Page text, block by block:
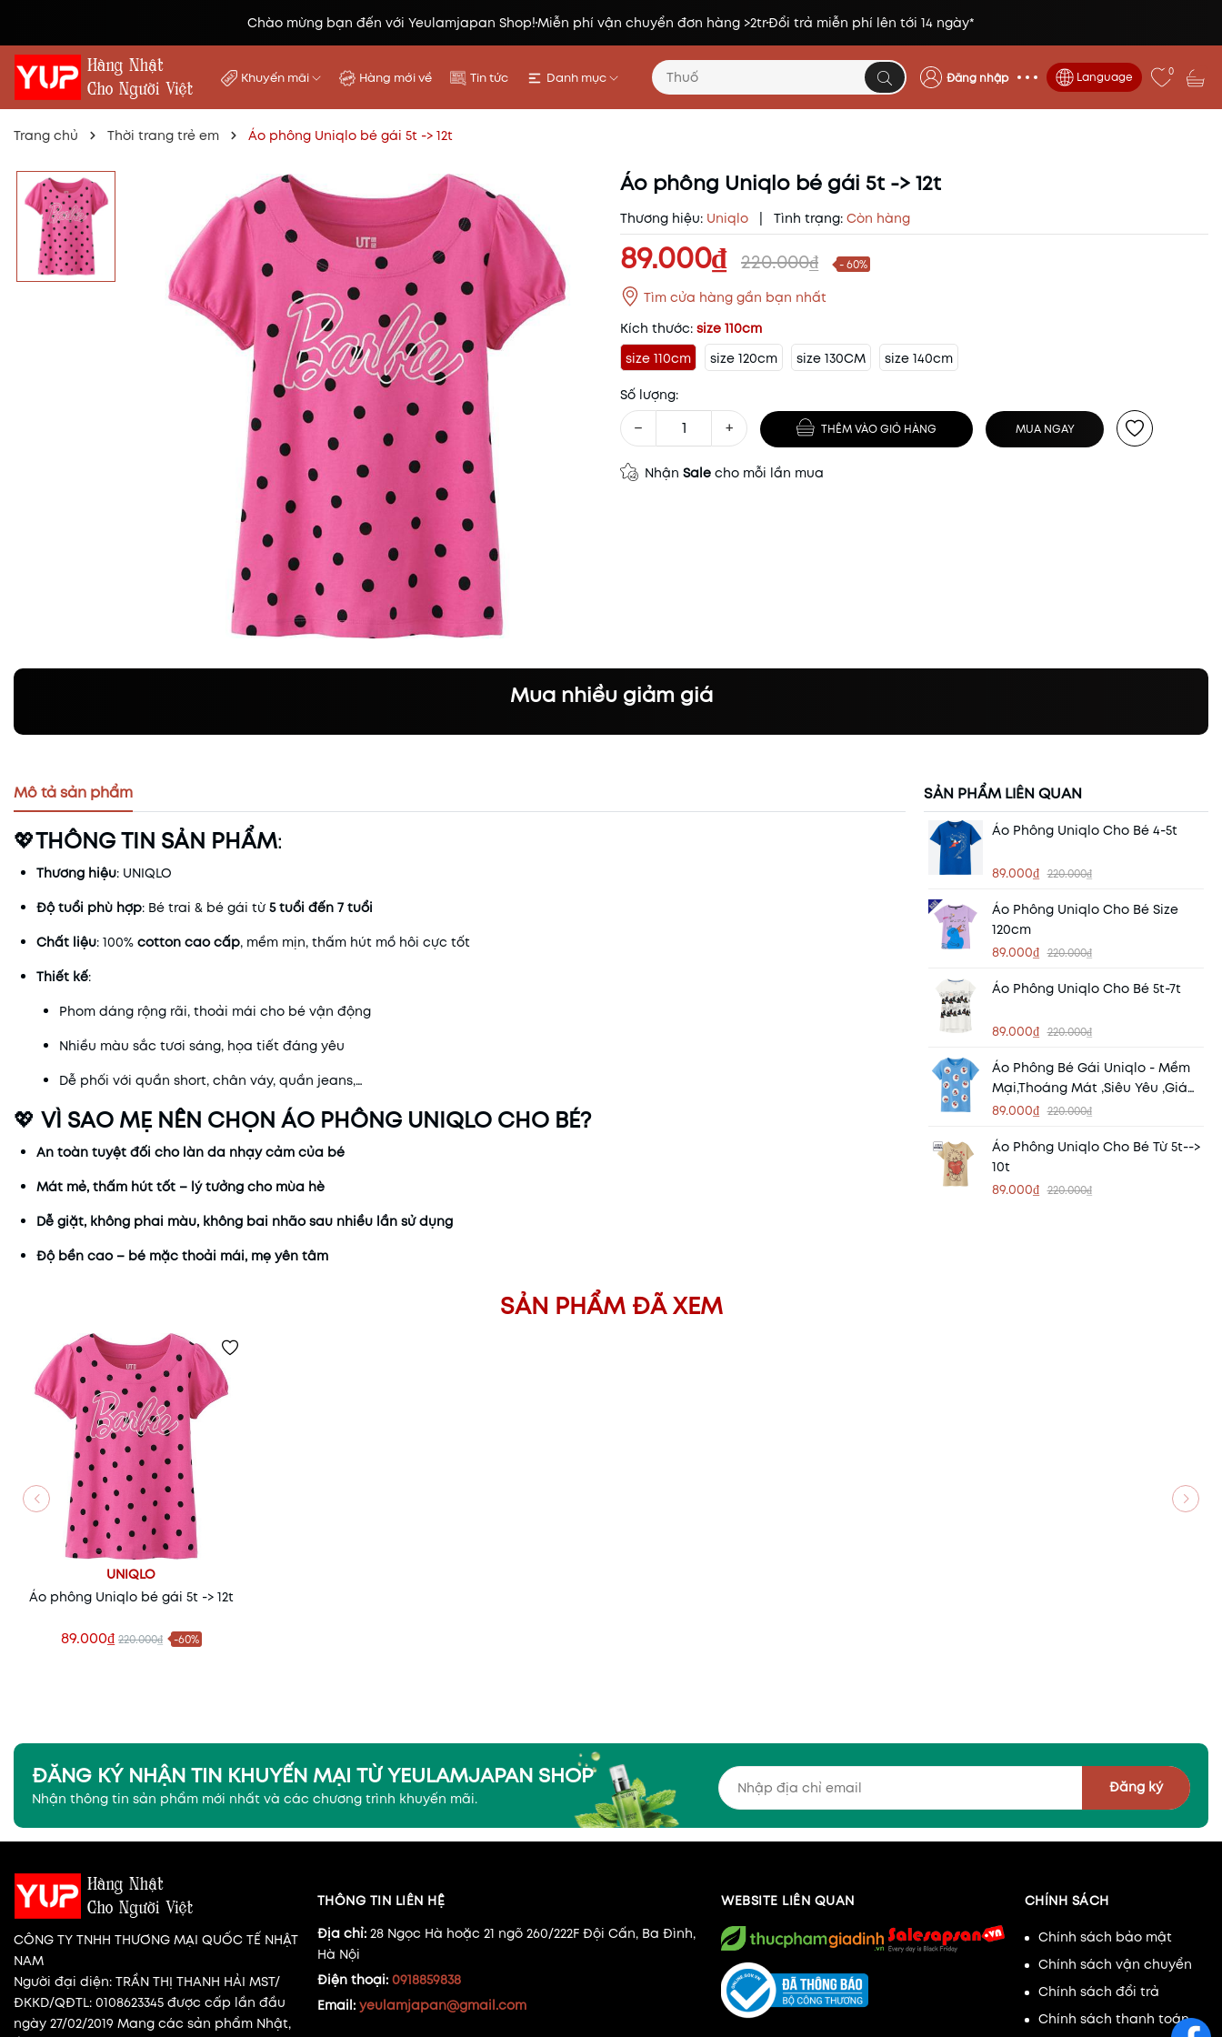
Chào mừng bạn đến với Yeulamjapan Shop!Miễn phí vận chuyển đơn hàng >2trĐổi trả miễn phí lên tới 14 ngày*
Khuyến mãi Hàng mới về Tin tức Danh mục Đăng nhập Language 0
Trang chủ Thời trang trẻ em Áo phông Uniqlo bé gái 5t -> 12t
Áo phông Uniqlo bé gái 5t -> 12t
Thương hiệu: Uniqlo Tình trạng: Còn hàng
89.000₫ 220.000₫ - 60%
Tìm cửa hàng gần bạn nhất
Kích thước: size 110cm
size 110cm
size 120cm size 130CM
size 140cm
Số lượng:
− + THÊM VÀO GIỎ HÀNG MUA NGAY
Nhận Sale cho mỗi lần mua
Mua nhiều giảm giá
Mã khuyến mãi:
Mô tả sản phẩm
💖THÔNG TIN SẢN PHẨM:
Thương hiệu: UNIQLO
Độ tuổi phù hợp: Bé trai & bé gái từ5 tuổi đến 7 tuổi
Chất liệu: 100% cotton cao cấp, mềm mịn, thấm hút mồ hôi cực tốt
Thiết kế:
Phom dáng rộng rãi, thoải mái cho bé vận động
Nhiều màu sắc tươi sáng, họa tiết đáng yêu
Dễ phối với quần short, chân váy, quần jeans,…
💖 VÌ SAO MẸ NÊN CHỌN ÁO PHÔNG UNIQLO CHO BÉ?
An toàn tuyệt đối cho làn da nhạy cảm của bé
Mát mẻ, thấm hút tốt – lý tưởng cho mùa hè
Dễ giặt, không phai màu, không bai nhão sau nhiều lần sử dụng
Độ bền cao – bé mặc thoải mái, mẹ yên tâm
SẢN PHẨM LIÊN QUAN
Áo Phông Uniqlo Cho Bé 4-5t
89.000₫ 220.000₫
Áo Phông Uniqlo Cho Bé Size
120cm
89.000₫ 220.000₫
Áo Phông Uniqlo Cho Bé 5t-7t
89.000₫ 220.000₫
Áo Phông Bé Gái Uniqlo - Mềm
Mại,thoáng Mát ,siêu Yêu ,giá
Siêu Hời
89.000₫ 220.000₫
Áo Phông Uniqlo Cho Bé Từ 5t-->
10t
89.000₫ 220.000₫
SẢN PHẨM ĐÃ XEM
UNIQLO
Áo phông Uniqlo bé gái 5t -> 12t
89.000₫ 220.000₫ -60%
ĐĂNG KÝ NHẬN TIN KHUYẾN MẠI TỪ YEULAMJAPAN SHOP
Nhận thông tin sản phẩm mới nhất và các chương trình khuyến mãi.
Đăng ký
CÔNG TY TNHH THƯƠNG MẠI QUỐC TẾ NHẬT
NAM
Người đại diện: TRẦN THỊ THANH HẢI MST/
ĐKKD/QĐTL: 0108623345 được cấp lần đầu
ngày 27/02/2019 Mang các sản phẩm Nhật,
THÔNG TIN LIÊN HỆ
Địa chỉ: 28 Ngọc Hà hoặc 21 ngõ 260/222F Đội Cấn, Ba Đình,
Hà Nội
Điện thoại: 0918859838
Email: yeulamjapan@gmail.com
WEBSITE LIÊN QUAN
CHÍNH SÁCH
Chính sách bảo mật
Chính sách vận chuyển
Chính sách đổi trả
Chính sách thanh toán